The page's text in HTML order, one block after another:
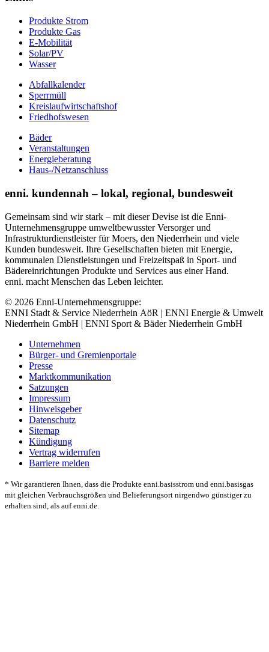
Produkte Strom
Produkte Gas
E-Mobilität
Solar/PV
Wasser
Abfallkalender
Sperrmüll
Kreislaufwirtschaftshof
Friedhofswesen
Bäder
Veranstaltungen
Energieberatung
Haus-/Netzanschluss
enni. kundennah – lokal, regional, bundesweit
Gemeinsam sind wir stark – mit dieser Devise ist die Enni-
Unternehmensgruppe umweltbewusster Versorger und
Infrastrukturdienstleister für Moers, den Niederrhein und viele
Kunden bundesweit. Ihre Gesellschaften bieten mit Energie,
kommunalen Dienstleistungen und Freizeitspaß in Sport- und
Bädereinrichtungen Produkte und Services aus einer Hand.
enni. macht Menschen das Leben leichter.
© 2026 Enni-Unternehmensgruppe:
ENNI Stadt & Service Niederrhein AöR | ENNI Energie & Umwelt
Niederrhein GmbH | ENNI Sport & Bäder Niederrhein GmbH
Unternehmen
Bürger- und Gremienportale
Presse
Marktkommunikation
Satzungen
Impressum
Hinweisgeber
Datenschutz
Sitemap
Kündigung
Vertrag widerrufen
Barriere melden
* Wir garantieren Ihnen, dass die Produkte enni.basisstrom und enni.basisgas
mit gleichen Verbrauchsgrößen und Belieferungsort nirgendwo günstiger zu
erhalten sind, als auf enni.de.